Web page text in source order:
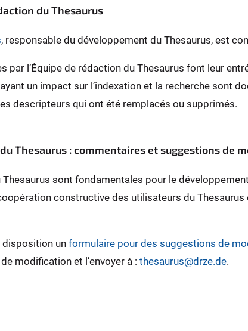
du Thesaurus
, responsable du développement du Thesaurus, est
l’Équipe de rédaction du Thesaurus font leur
un impact sur l’indexation et la recherche sont
descripteurs qui ont été remplacés ou supprimés.
Thesaurus : commentaires et suggestions de
sont fondamentales pour le
constructive des utilisateurs du
disposition un formulaire pour des suggestions de
modification et l’envoyer à : thesaurus@drze.de.